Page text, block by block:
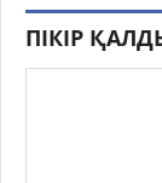
ПІКІР